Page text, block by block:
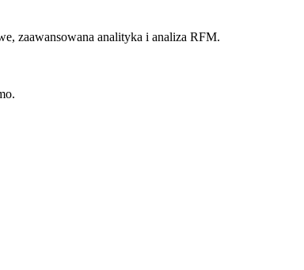
zaawansowana analityka i analiza RFM.